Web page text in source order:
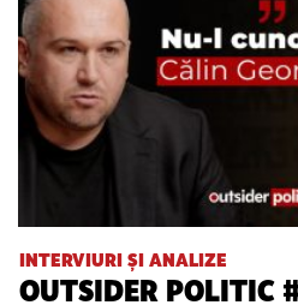
INTERVIURI ȘI ANALIZE
OUTSIDER POLITIC